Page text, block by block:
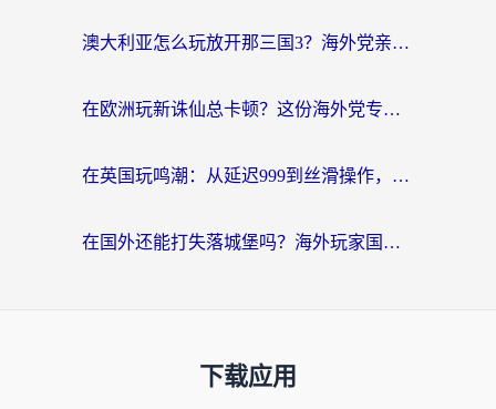
澳大利亚怎么玩放开那三国3？海外党亲测有效的国服游戏加速指南
在欧洲玩新诛仙总卡顿？这份海外党专属加速器指南帮你解决延迟难题
在英国玩鸣潮：从延迟999到丝滑操作，我是怎么做到的？
在国外还能打失落城堡吗？海外玩家国服游戏加速终极指南（附北美玩online加速器下载技巧）
下载应用